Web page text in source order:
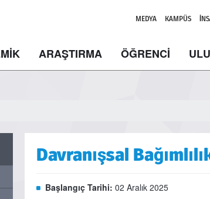
MEDYA KAMPÜS
ARAŞTIRMA ÖĞRENCİ
Davranışsal
Başlangıç Tarihi: 02 Aralık 2025